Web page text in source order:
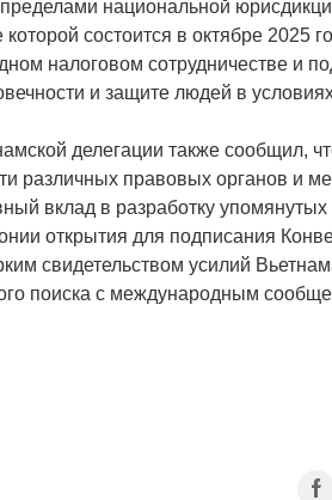
национальной
которой состоится в октябре 2025
налоговом сотрудничестве и
и защите людей в
делегации также сообщил,
различных правовых органов и
вклад в разработку
открытия для подписания
свидетельством усилий
поиска с международным